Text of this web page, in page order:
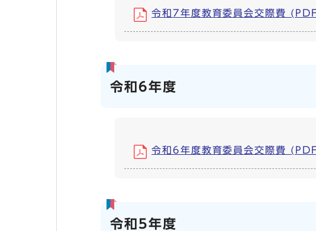
令和7年度教育委員会交際費
令和6年度
令和6年度教育委員会交際費
令和5年度